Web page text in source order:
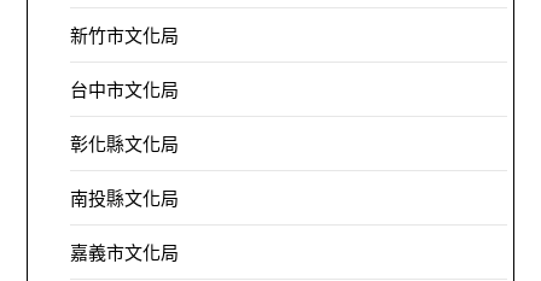
新竹市文化局
台中市文化局
彰化縣文化局
南投縣文化局
嘉義市文化局